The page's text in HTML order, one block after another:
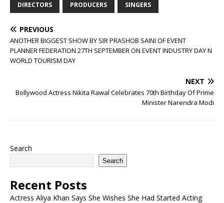
DIRECTORS PRODUCERS SINGERS
PREVIOUS
ANOTHER BIGGEST SHOW BY SIR PRASHOB SAINI OF EVENT
PLANNER FEDERATION 27TH SEPTEMBER ON EVENT INDUSTRY DAY N
WORLD TOURISM DAY
NEXT
Bollywood Actress Nikita Rawal Celebrates 70th Birthday Of Prime
Minister Narendra Modi
Search
Search
Recent Posts
Actress Aliya Khan Says She Wishes She Had Started Acting